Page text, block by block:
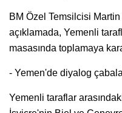
BM Özel Temsilcisi Martin
açıklamada, Yemenli
masasında toplamaya
- Yemen'de diyalog
Yemenli taraflar